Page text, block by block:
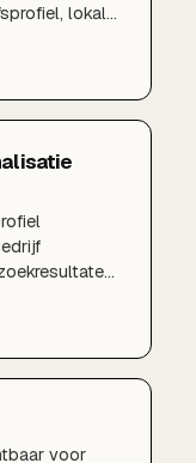
lokale
de lokale
voor